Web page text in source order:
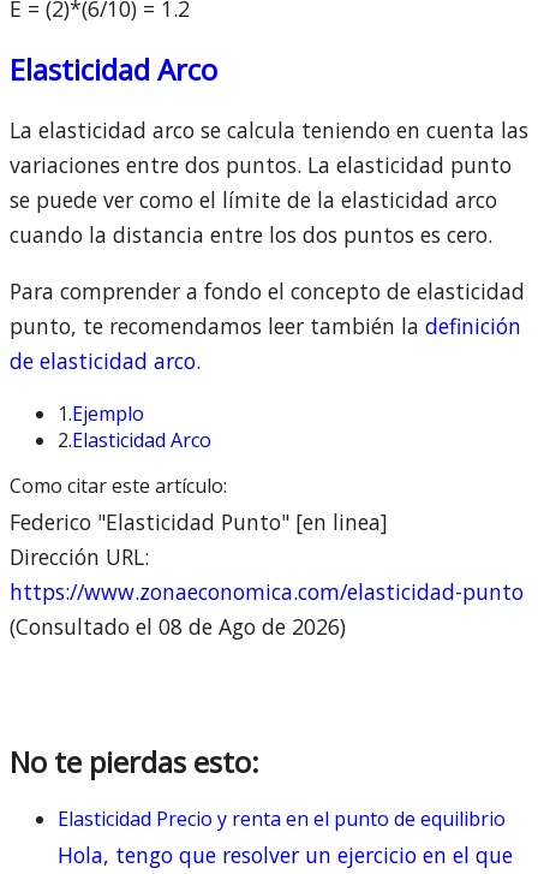
E = (2)*(6/10) = 1.2
Elasticidad Arco
La elasticidad arco se calcula teniendo en cuenta las
variaciones entre dos puntos. La elasticidad punto
se puede ver como el límite de la elasticidad arco
cuando la distancia entre los dos puntos es cero.
Para comprender a fondo el concepto de elasticidad
punto, te recomendamos leer también la definición
de elasticidad arco.
1.Ejemplo
2.Elasticidad Arco
Como citar este artículo:
Federico "Elasticidad Punto" [en linea]
Dirección URL:
https://www.zonaeconomica.com/elasticidad-punto
(Consultado el 08 de Ago de 2026)
No te pierdas esto:
Elasticidad Precio y renta en el punto de equilibrio
Hola, tengo que resolver un ejercicio en el que